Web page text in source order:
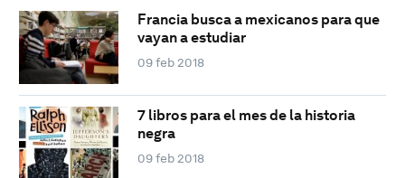
Francia busca a mexicanos para que
vayan a estudiar
09 feb 2018
7 libros para el mes de la historia
negra
09 feb 2018